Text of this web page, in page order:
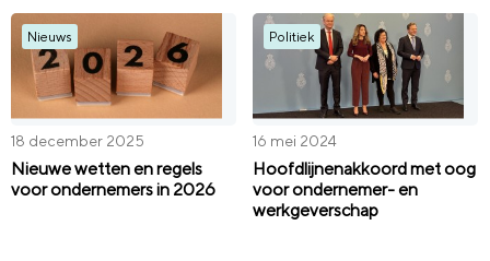
Nieuws
18 december 2025
Nieuwe wetten en regels
voor ondernemers in 2026
Politiek
16 mei 2024
Hoofdlijnenakkoord met oog
voor ondernemer- en
werkgeverschap